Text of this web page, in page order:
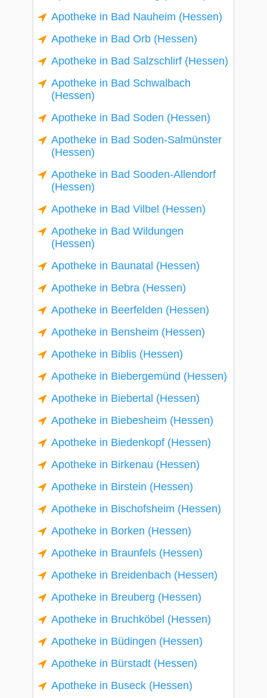
Apotheke in Bad Nauheim (Hessen)
Apotheke in Bad Orb (Hessen)
Apotheke in Bad Salzschlirf (Hessen)
Apotheke in Bad Schwalbach
(Hessen)
Apotheke in Bad Soden (Hessen)
Apotheke in Bad Soden-Salmünster
(Hessen)
Apotheke in Bad Sooden-Allendorf
(Hessen)
Apotheke in Bad Vilbel (Hessen)
Apotheke in Bad Wildungen
(Hessen)
Apotheke in Baunatal (Hessen)
Apotheke in Bebra (Hessen)
Apotheke in Beerfelden (Hessen)
Apotheke in Bensheim (Hessen)
Apotheke in Biblis (Hessen)
Apotheke in Biebergemünd (Hessen)
Apotheke in Biebertal (Hessen)
Apotheke in Biebesheim (Hessen)
Apotheke in Biedenkopf (Hessen)
Apotheke in Birkenau (Hessen)
Apotheke in Birstein (Hessen)
Apotheke in Bischofsheim (Hessen)
Apotheke in Borken (Hessen)
Apotheke in Braunfels (Hessen)
Apotheke in Breidenbach (Hessen)
Apotheke in Breuberg (Hessen)
Apotheke in Bruchköbel (Hessen)
Apotheke in Büdingen (Hessen)
Apotheke in Bürstadt (Hessen)
Apotheke in Buseck (Hessen)